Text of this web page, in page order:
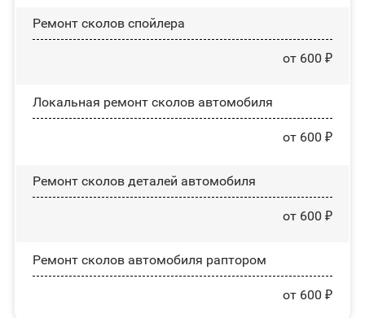
Ремонт сколов спойлера
от 600 ₽
Локальная ремонт сколов автомобиля
от 600 ₽
Ремонт сколов деталей автомобиля
от 600 ₽
Ремонт сколов автомобиля раптором
от 600 ₽